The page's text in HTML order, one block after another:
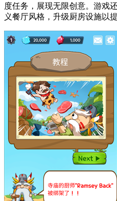
度任务，展现无限创意。游戏
义餐厅风格，升级厨房设施以